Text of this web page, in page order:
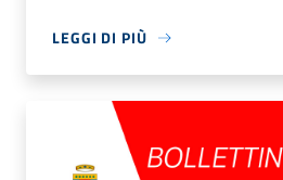
LEGGI DI PIÙ